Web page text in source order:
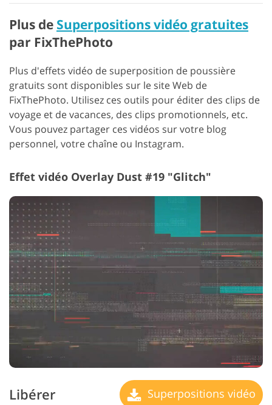
Plus de Superpositions vidéo gratuites
par FixThePhoto
Plus d'effets vidéo de superposition de poussière
gratuits sont disponibles sur le site Web de
FixThePhoto. Utilisez ces outils pour éditer des clips de
voyage et de vacances, des clips promotionnels, etc.
Vous pouvez partager ces vidéos sur votre blog
personnel, votre chaîne ou Instagram.
Effet vidéo Overlay Dust #19 "Glitch"
Libérer Superpositions vidéo